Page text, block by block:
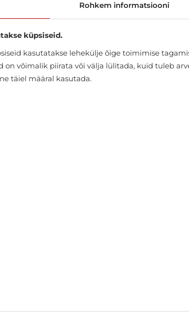
Rohkem informatsiooni
küpsiseid.
kasutatakse lehekülje õige toimimise
on võimalik piirata või välja lülitada, kuid tuleb
täiel määral kasutada.